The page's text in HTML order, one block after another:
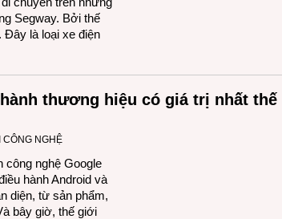
Segway. Bởi thế
Đây là loại xe điện
thương hiệu có giá trị nhất thế
CÔNG NGHỆ
công nghệ Google
hành Android và
diện, từ sản phẩm,
bây giờ, thế giới